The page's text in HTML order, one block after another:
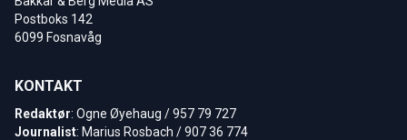
Postboks 142
6099 Fosnavåg
KONTAKT
Redaktør: Ogne Øyehaug / 957 79 727
Journalist: Marius Rosbach / 907 36 774